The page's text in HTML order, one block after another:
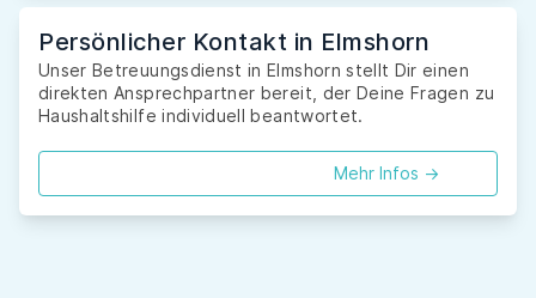
Persönlicher Kontakt in Elmshorn
Unser Betreuungsdienst in Elmshorn stellt Dir einen
direkten Ansprechpartner bereit, der Deine Fragen zu
Haushaltshilfe individuell beantwortet.
Mehr Infos ->